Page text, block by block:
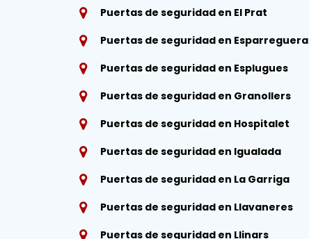
Puertas de seguridad en El Prat
Puertas de seguridad en Esparreguera
Puertas de seguridad en Esplugues
Puertas de seguridad en Granollers
Puertas de seguridad en Hospitalet
Puertas de seguridad en Igualada
Puertas de seguridad en La Garriga
Puertas de seguridad en Llavaneres
Puertas de seguridad en Llinars